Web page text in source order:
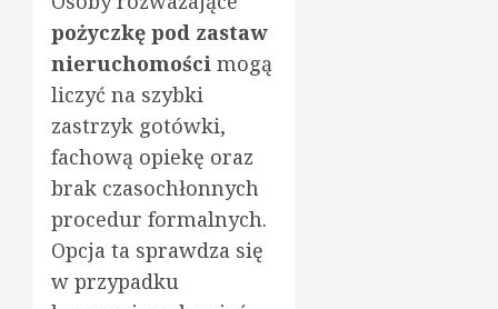
pożyczkę pod zastaw
nieruchomości mogą
liczyć na szybki
zastrzyk gotówki,
fachową opiekę oraz
brak czasochłonnych
procedur formalnych.
Opcja ta sprawdza się
w przypadku